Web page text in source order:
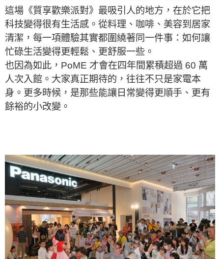
這場《質享歡樂派對》最吸引人的地方，在於它把
科技變得很有生活感。從料理、咖啡、美容到居家
清潔，每一項體驗其實都圍繞著同一件事：如何讓
忙碌生活變得更輕鬆、更舒服一些。
也因為如此，PoME 才會在四年間累積超過 60 萬
人次入館。大家真正期待的，往往不只是家電本
身。更多時候，是那些能讓日常變得更順手、更有
餘裕的小改變。